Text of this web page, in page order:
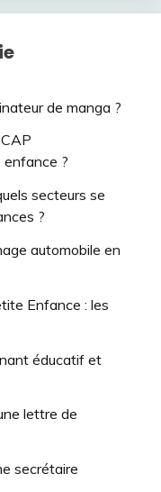
de manga ?
?
secteurs se
?
automobile en
Enfance : les
éducatif et
lettre de
secrétaire